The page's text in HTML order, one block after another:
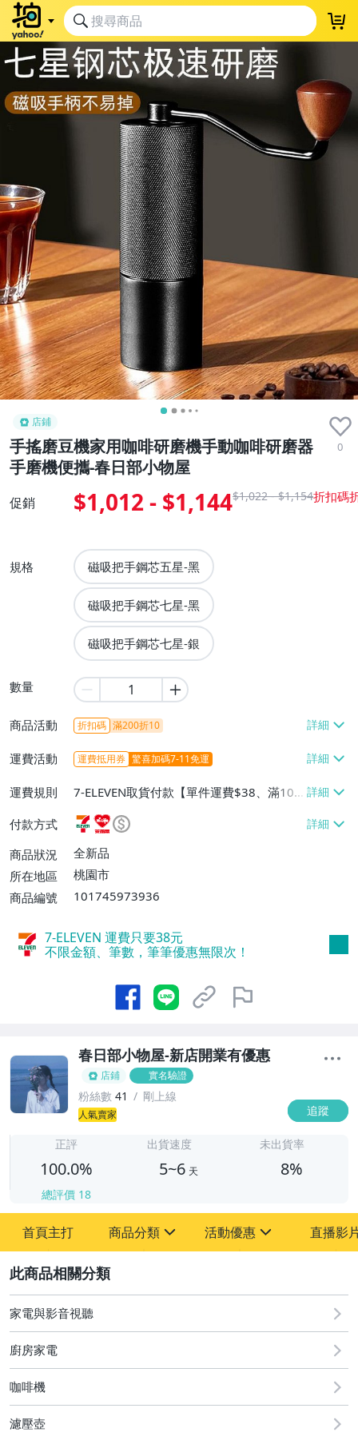
店鋪
手搖磨豆機家用咖啡研磨機手動咖啡研磨器
手磨機便攜-春日部小物屋
0
促銷 $1,012 - $1,144$1,022 - $1,154
規格 磁吸把手鋼芯五星-黑
磁吸把手鋼芯七星-黑
磁吸把手鋼芯七星-銀
數量
商品活動 折扣碼 滿200折10
運費活動 運費抵用券 驚喜加碼7-11免運
運費規則
7-ELEVEN取貨付款【單件運費$38、滿100
件或消費滿$990免運費】、萊爾富取貨付
款【單件運費$60、滿100件或消費滿$990
免運費】、宅配/貨運【單件運費$80、滿1
00件或消費滿$1200免運費】
付款方式
商品狀況
全新品
所在地區
桃園市
商品編號
101745973936
7-ELEVEN 運費只要38元
不限金額、筆數，筆筆優惠無限次！
春日部小物屋-新店開業有優惠
店鋪 實名驗證
粉絲數 41 剛上線
人氣賣家 追蹤
正評
100.0%
總評價 18
出貨速度
5~6 天
未出貨率
8%
首頁主打 商品分類
其它
活動優惠
[全店] 新店開業超級優惠~
直播影
家電與影音視聽
廚房家電
咖啡機
濾壓壺